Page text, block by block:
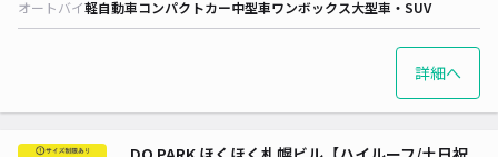
オートバイ軽自動車コンパクトカー中型車ワンボックス大型車・SUV
詳細へ